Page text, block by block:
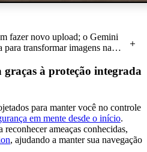
fazer novo upload; o Gemini
transformar imagens na
graças à proteção integrada
para manter você no controle
em mente desde o início.
ameaças conhecidas,
, ajudando a manter sua navegação